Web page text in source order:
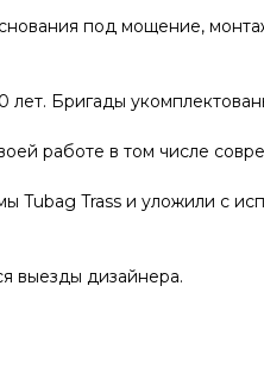
под мощение,
Бригады
работе в том числе
Tubag Trass и уложили с
выезды дизайнера.